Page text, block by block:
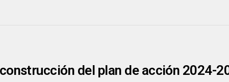
del plan de acción 2024-